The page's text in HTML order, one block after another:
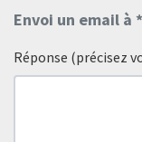
Envoi un email à
Réponse (précisez